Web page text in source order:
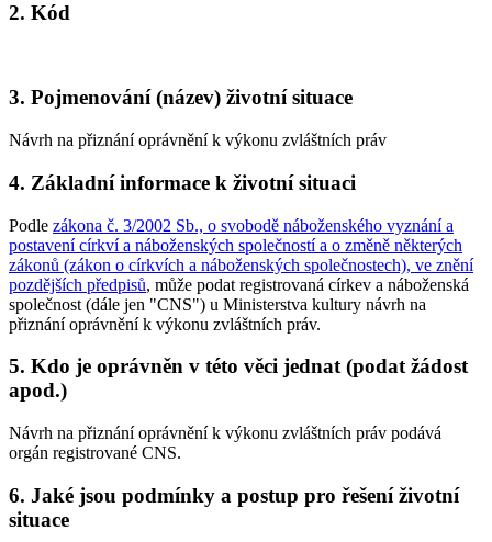
2. Kód
3. Pojmenování (název) životní situace
Návrh na přiznání oprávnění k výkonu zvláštních práv
4. Základní informace k životní situaci
Podle zákona č. 3/2002 Sb., o svobodě náboženského vyznání a
postavení církví a náboženských společností a o změně některých
zákonů (zákon o církvích a náboženských společnostech), ve znění
pozdějších předpisů, může podat registrovaná církev a náboženská
společnost (dále jen "CNS") u Ministerstva kultury návrh na
přiznání oprávnění k výkonu zvláštních práv.
5. Kdo je oprávněn v této věci jednat (podat žádost
apod.)
Návrh na přiznání oprávnění k výkonu zvláštních práv podává
orgán registrované CNS.
6. Jaké jsou podmínky a postup pro řešení životní
situace